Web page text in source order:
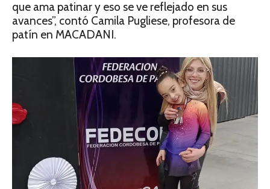
que ama patinar y eso se ve reflejado en sus
avances”, contó Camila Pugliese, profesora de
patín en MACADANI.